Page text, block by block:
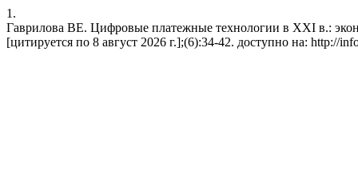
1.
Гаврилова ВЕ. Цифровые платежные технологии в ХХI в.:
[цитируется по 8 август 2026 г.];(6):34-42. доступно на: http://